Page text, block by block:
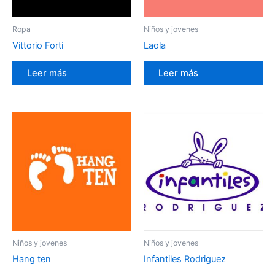
Ropa
Vittorio Forti
Leer más
Niños y jovenes
Laola
Leer más
Niños y jovenes
Hang ten
Niños y jovenes
Infantiles Rodriguez